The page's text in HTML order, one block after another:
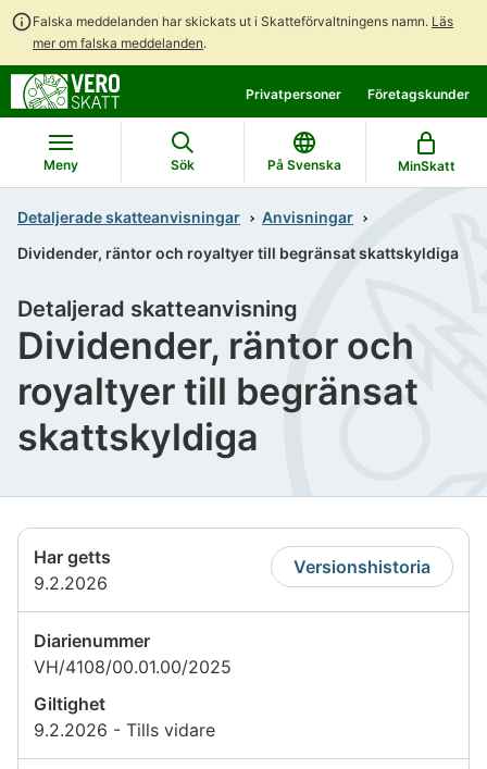
Falska meddelanden har skickats ut i Skatteförvaltningens namn. Läs
mer om falska meddelanden.
direkt
till
innehållet
till
hela
webbplatsens
sökning
Privatpersoner Företagskunder
Meny Sök På Svenska MinSkatt
Detaljerade skatteanvisningar
Anvisningar
Dividender, räntor och royaltyer till begränsat skattskyldiga
Dividender, räntor och
royaltyer till begränsat
skattskyldiga
Detaljerad skatteanvisning
Har getts
9.2.2026
Versionshistoria
Diarienummer
VH/4108/00.01.00/2025
Giltighet
9.2.2026 - Tills vidare